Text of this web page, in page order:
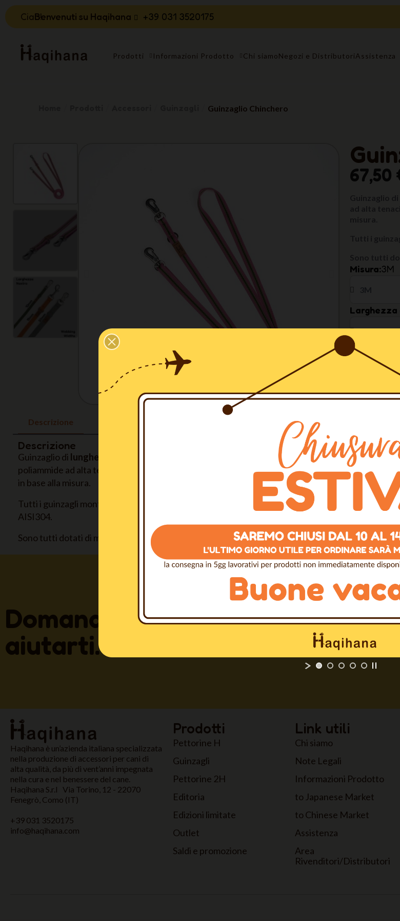
Ciao!Benvenuti su Haqihana +39 031 3520175
Prodotti Informazioni Prodotto Chi siamoNegozi e DistributoriAssistenza
Guinzaglio Chinchero
Descrizione
Descrizione
Guinzaglio di lunghezza variabile
(da 1,5 a 3 metri) prodotto con nastro in
poliammide ad alta tenacità, tinto in pasta e
larghezza variabile(15mm o 20mm)
in base alla misura.
Tutti i guinzagli montano moschettoni modello
in acciaio inossidabile
AISI304.
Sono tutti dotati di maniglia. La misura da 1,5M non è dimezzabile in lunghezza.
67,50
Misura 3M
Colore
Ultimi
Altri
100%
Realizzato
Domande? Siamo sempre qui per
aiutarti.
Haqihana è un’azienda italiana specializzata
nella produzione di accessori per cani di
alta qualità, da più di vent’anni impegnata
nella cura e nel benessere del cane.
Haqihana S.r.l Via Torino, 12 - 22070
Fenegrò, Como (IT)
+39 031 3520175
info@haqihana.com
Prodotti
Pettorine H
Guinzagli
Pettorine 2H
Editoria
Edizioni limitate
Outlet
Saldi e promozione
Link utili
Chi siamo
Note Legali
Informazioni Prodotto
to Japanese Market
to Chinese Market
Assistenza
Area
Rivenditori/Distributori